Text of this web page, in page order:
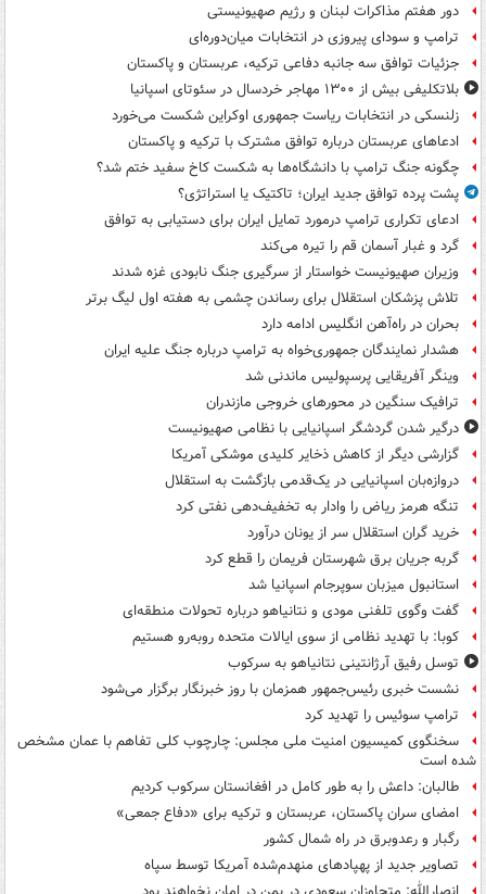
دور هفتم مذاکرات لبنان و رژیم صهیونیستی
ترامپ و سودای پیروزی در انتخابات میان‌دوره‌ای
جزئیات توافق سه جانبه دفاعی ترکیه، عربستان و پاکستان
بلاتکلیفی بیش از ۱۳۰۰ مهاجر خردسال در سئوتای اسپانیا
زلنسکی در انتخابات ریاست جمهوری اوکراین شکست می‌خورد
ادعاهای عربستان درباره توافق مشترک با ترکیه و پاکستان
چگونه جنگ ترامپ با دانشگاه‌ها به شکست کاخ سفید ختم شد؟
پشت پرده توافق جدید ایران؛ تاکتیک یا استراتژی؟
ادعای تکراری ترامپ درمورد تمایل ایران برای دستیابی به توافق
گرد و غبار آسمان قم را تیره می‌کند
وزیران صهیونیست خواستار از سرگیری جنگ نابودی غزه شدند
تلاش پزشکان استقلال برای رساندن چشمی به هفته اول لیگ برتر
بحران در راه‌آهن انگلیس ادامه دارد
هشدار نمایندگان جمهوری‌خواه به ترامپ درباره جنگ علیه ایران
وینگر آفریقایی پرسپولیس ماندنی شد
ترافیک سنگین در محورهای خروجی مازندران
درگیر شدن گردشگر اسپانیایی با نظامی صهیونیست
گزارشی دیگر از کاهش ذخایر کلیدی موشکی آمریکا
دروازه‌بان اسپانیایی در یک‌قدمی بازگشت به استقلال
تنگه هرمز ریاض را وادار به تخفیف‌دهی نفتی کرد
خرید گران استقلال سر از یونان درآورد
گربه جریان برق شهرستان فریمان را قطع کرد
استانبول میزبان سوپرجام اسپانیا شد
گفت وگوی تلفنی مودی و نتانیاهو درباره تحولات منطقه‌ای
کوبا: با تهدید نظامی از سوی ایالات متحده روبه‌رو هستیم
توسل رفیق آرژانتینی نتانیاهو به سرکوب
نشست خبری رئیس‌جمهور همزمان با روز خبرنگار برگزار می‌شود
ترامپ سوئیس را تهدید کرد
سخنگوی کمیسیون امنیت ملی مجلس: چارچوب کلی تفاهم با عمان مشخص
شده است
طالبان: داعش را به طور کامل در افغانستان سرکوب کردیم
امضای سران پاکستان، عربستان و ترکیه برای «دفاع جمعی»
رگبار و رعدوبرق در راه شمال کشور
تصاویر جدید از پهپادهای منهدم‌شده آمریکا توسط سپاه